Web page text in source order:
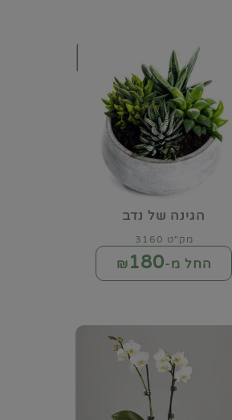
הגינה של נדב
מק"ט 3160
החל מ-₪180